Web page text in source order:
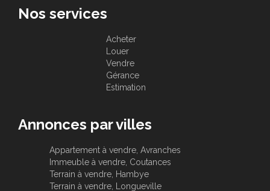
Nos services
Acheter
Louer
Vendre
Gérance
Estimation
Annonces par villes
Appartement à vendre, Avranches
Immeuble à vendre, Coutances
Terrain à vendre, Hambye
Terrain à vendre, Longueville